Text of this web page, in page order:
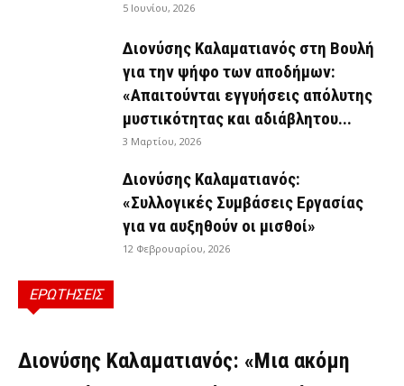
5 Ιουνίου, 2026
Διονύσης Καλαματιανός στη Βουλή
για την ψήφο των αποδήμων:
«Απαιτούνται εγγυήσεις απόλυτης
μυστικότητας και αδιάβλητου...
3 Μαρτίου, 2026
Διονύσης Καλαματιανός:
«Συλλογικές Συμβάσεις Εργασίας
για να αυξηθούν οι μισθοί»
12 Φεβρουαρίου, 2026
ΕΡΩΤΗΣΕΙΣ
ΕΡΩΤΉΣΕΙΣ
Διονύσης Καλαματιανός: «Μια ακόμη